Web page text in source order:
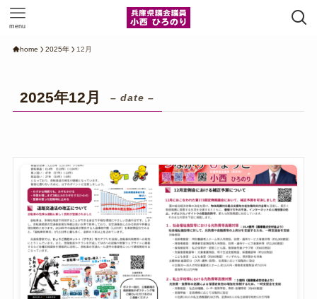
menu
home 2025年 12月
2025年12月 – date –